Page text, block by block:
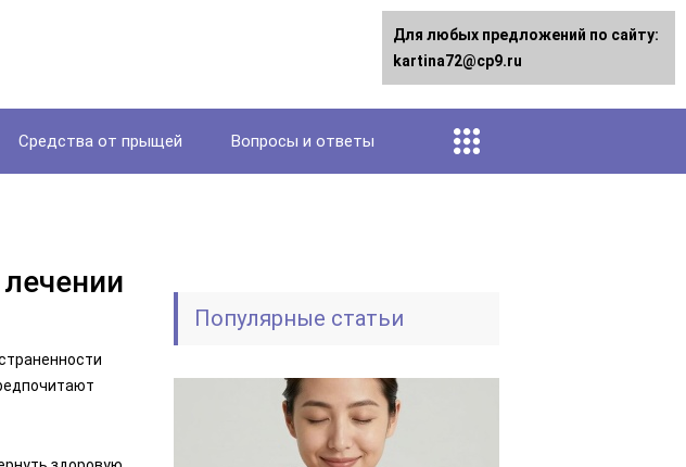
Средства от прыщей Вопросы и ответы
Популярные статьи
Для любых предложений по сайту:
kartina72@cp9.ru